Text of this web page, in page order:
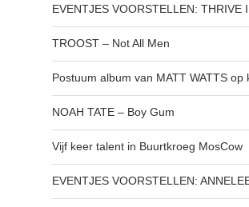
EVENTJES VOORSTELLEN: THRIVE
TROOST – Not All Men
Postuum album van MATT WATTS op
NOAH TATE – Boy Gum
Vijf keer talent in Buurtkroeg MosCow
EVENTJES VOORSTELLEN: